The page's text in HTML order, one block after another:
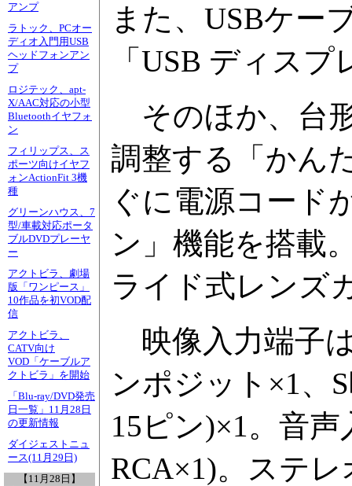
アンプ
ラトック、PCオー
ディオ入門用USB
ヘッドフォンアン
プ
ロジテック、apt-
X/AAC対応の小型
Bluetoothイヤフォ
ン
フィリップス、ス
ポーツ向けイヤフ
ォンActionFit 3機
種
グリーンハウス、7
型/車載対応ポータ
ブルDVDプレーヤ
ー
アクトビラ、劇場
版「ワンピース」
10作品を初VOD配
信
アクトビラ、
CATV向け
VOD「ケーブルア
クトビラ」を開始
「Blu-ray/DVD発売
日一覧」11月28日
の更新情報
ダイジェストニュ
ース(11月29日)
【11月28日】
また、USBケー
「USB ディス
そのほか、台
調整する「かん
ぐに電源コード
ン」機能を搭載
ライド式レンズ
映像入力端子
ンポジット×1、
15ピン)×1。音
RCA×1)。ステ